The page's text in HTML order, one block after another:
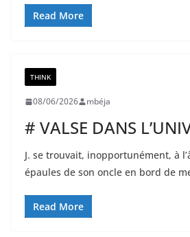
Read More
THINK
08/06/2026 mbéja
# VALSE DANS
J. se trouvait, inopportunément, à
épaules de son oncle en bord de
Read More